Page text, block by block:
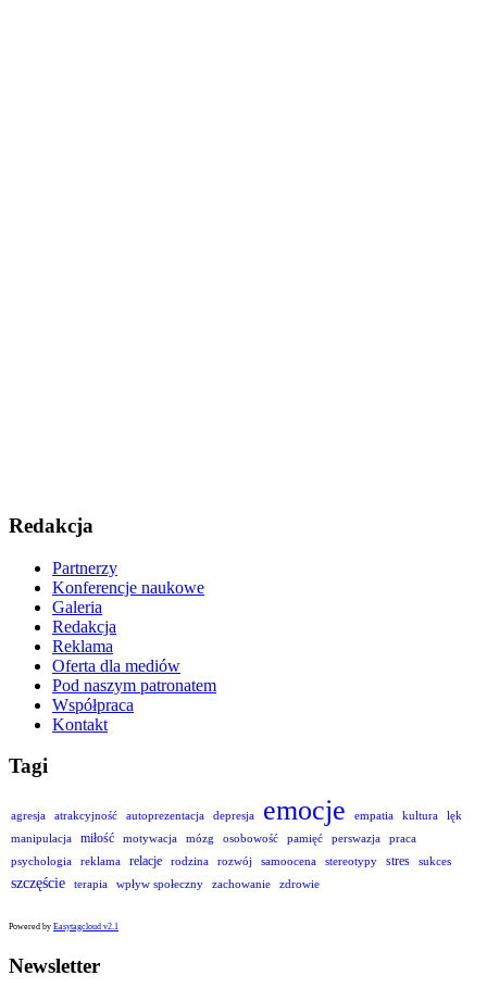
Redakcja
Partnerzy
Konferencje naukowe
Galeria
Redakcja
Reklama
Oferta dla mediów
Pod naszym patronatem
Współpraca
Kontakt
Tagi
agresja atrakcyjność autoprezentacja depresja emocje empatia kultura
lęk
manipulacja
miłość motywacja mózg osobowość pamięć perswazja
praca
psychologia
reklama relacje rodzina rozwój samoocena stereotypy stres sukces
szczęście terapia wpływ społeczny zachowanie zdrowie
Powered by Easytagcloud v2.1
Newsletter